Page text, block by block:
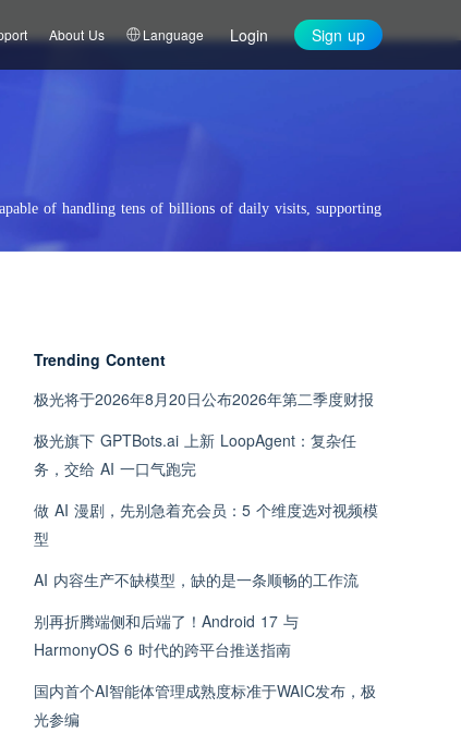
About Us Language Login Sign up
of handling tens of billions of daily visits, supporting
Trending Content
极光将于2026年8月20日公布2026年第二季度财报
极光旗下 GPTBots.ai 上新 LoopAgent：复杂任
务，交给 AI 一口气跑完
做 AI 漫剧，先别急着充会员：5 个维度选对视频模
型
AI 内容生产不缺模型，缺的是一条顺畅的工作流
别再折腾端侧和后端了！Android 17 与
HarmonyOS 6 时代的跨平台推送指南
国内首个AI智能体管理成熟度标准于WAIC发布，极
光参编